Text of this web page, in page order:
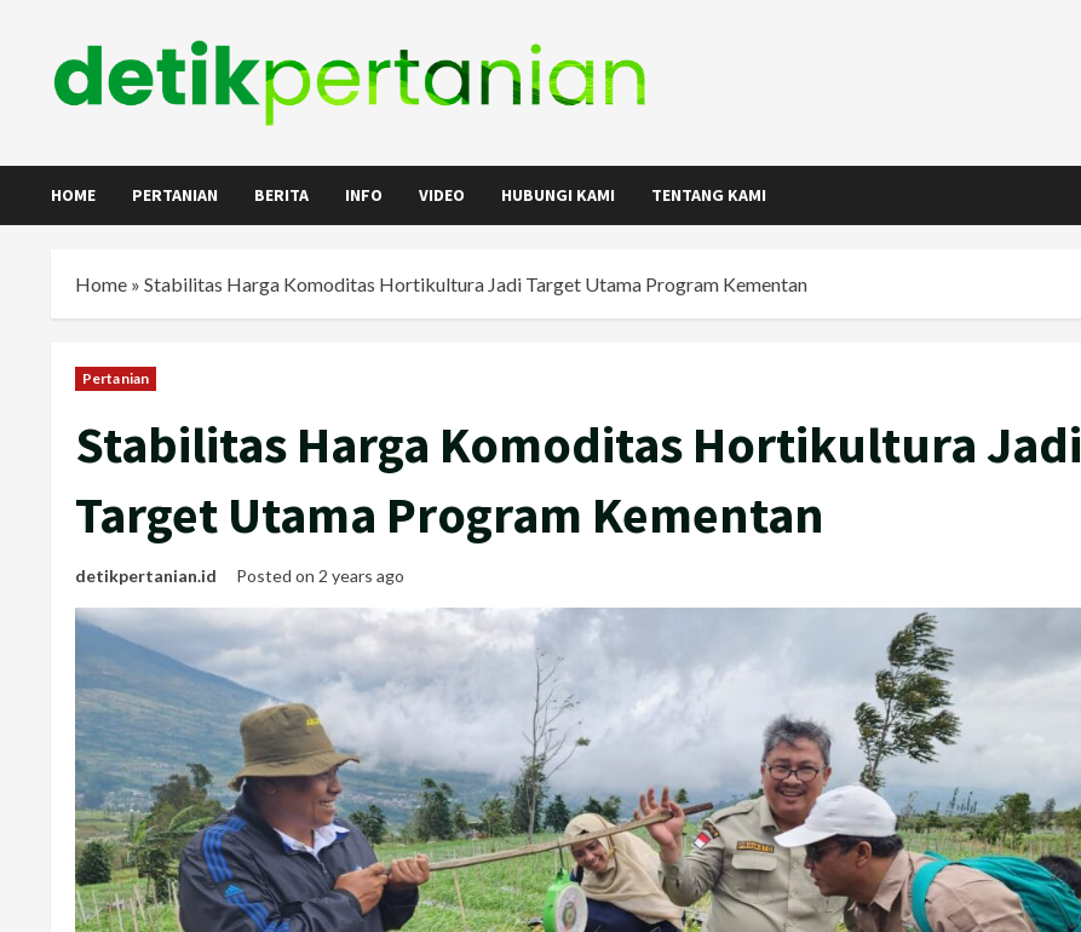
content
HOME PERTANIAN BERITA INFO VIDEO HUBUNGI KAMI TENTANG KAMI
Home » Stabilitas Harga Komoditas Hortikultura Jadi Target Utama Program Kementan
Pertanian
Stabilitas Harga Komoditas Hortikultura Jadi
Target Utama Program Kementan
detikpertanian.id Posted on 2 years ago